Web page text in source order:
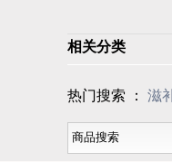
相关分类
热门搜索 ： 滋